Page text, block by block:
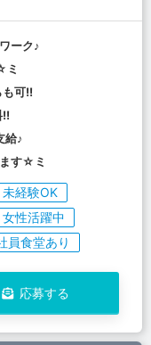
ーク♪
ミ
可!!
!!
給♪
す☆ミ
未経験OK
女性活躍中
員食堂あり
応募する